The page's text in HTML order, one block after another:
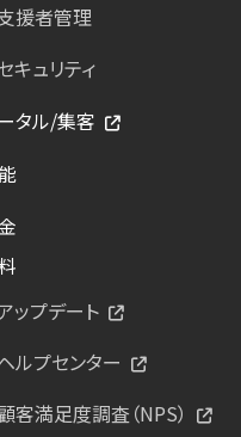
援者管理
キュリティ
タル/集客
ップデート
ルプセンター
客満足度調査（NPS）